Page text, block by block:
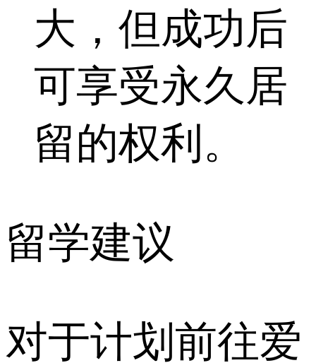
大，但成功后
可享受永久居
留的权利。
留学建议
对于计划前往爱